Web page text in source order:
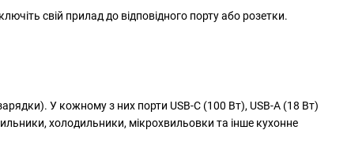
свій прилад до відповідного порту або розетки.
У кожному з них порти USB-C (100 Вт), USB-A (18 Вт)
холодильники, мікрохвильовки та інше кухонне